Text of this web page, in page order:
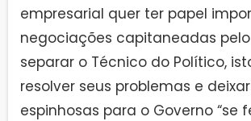
empresarial quer ter papel
negociações capitaneadas
separar o Técnico do Político,
resolver seus problemas e
espinhosas para o Governo “se